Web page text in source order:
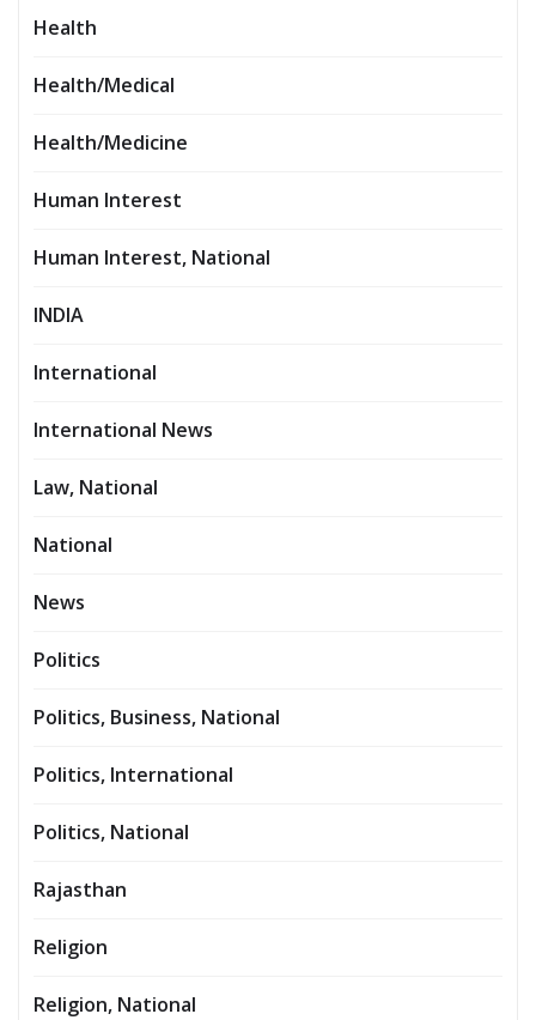
Health
Health/Medical
Health/Medicine
Human Interest
Human Interest, National
INDIA
International
International News
Law, National
National
News
Politics
Politics, Business, National
Politics, International
Politics, National
Rajasthan
Religion
Religion, National